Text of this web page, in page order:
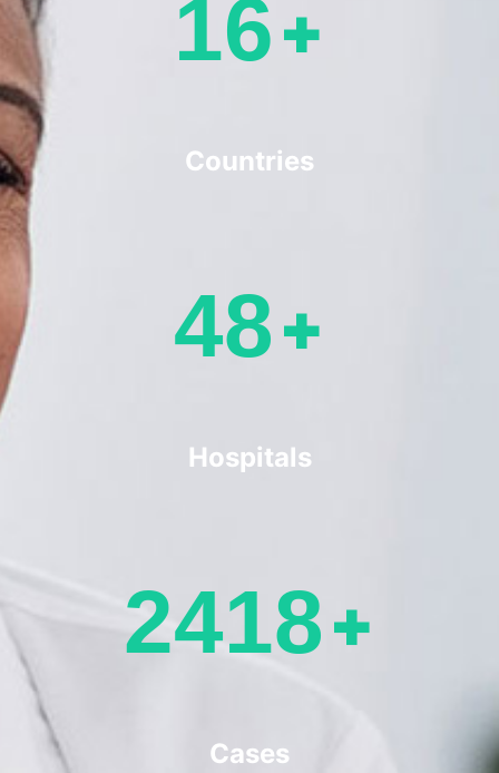
19+
Countries
59+
Hospitals
2987+
Cases